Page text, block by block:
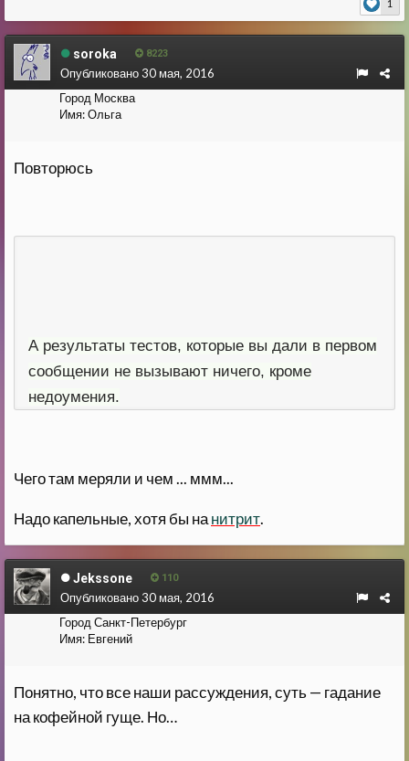
1
soroka 8223
Город Москва
Имя:Ольга
Опубликовано30 мая, 2016
Повторюсь
А результаты тестов, которые вы дали в первом
сообщении не вызывают ничего, кроме
недоумения.
Чего там меряли и чем ... ммм...
Надо капельные, хотя бы нанитрит.
Jekssone 110
Город Санкт-Петербург
Имя: Евгений
Опубликовано30 мая, 2016
Понятно, что все наши рассуждения, суть — гадание
на кофейной гуще. Но…